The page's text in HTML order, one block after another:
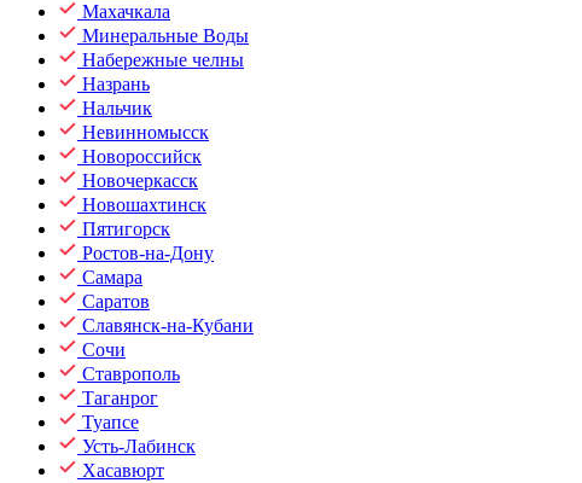
Махачкала
Минеральные Воды
Набережные челны
Назрань
Нальчик
Невинномысск
Новороссийск
Новочеркасск
Новошахтинск
Пятигорск
Ростов-на-Дону
Самара
Саратов
Славянск-на-Кубани
Сочи
Ставрополь
Таганрог
Туапсе
Усть-Лабинск
Хасавюрт